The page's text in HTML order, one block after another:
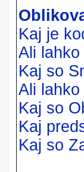
Kaj je
Ali lahko
Kaj so
Ali
Kaj so
Kaj
Kaj so